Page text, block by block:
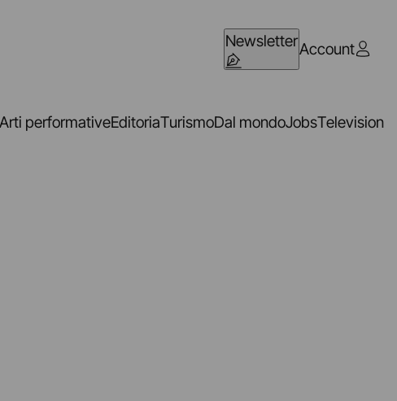
NewsletterAccount
Arti performativeEditoriaTurismoDal mondoJobsTelevision